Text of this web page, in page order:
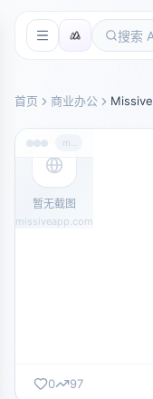
首页 商业办公 Missive
暂无截图
missiveapp.com
0 97